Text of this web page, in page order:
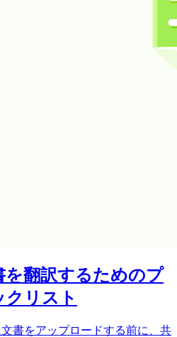
翻訳するためのプ
クリスト
書をアップロードする前に、共